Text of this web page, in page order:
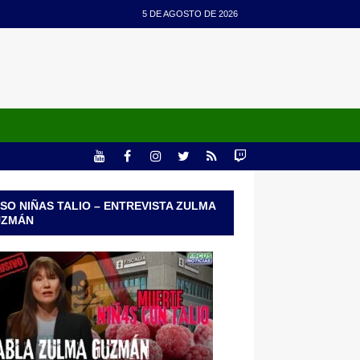
5 DE AGOSTO DE 2026
NIÑAS TALIO – ENTREVISTA ZULMA